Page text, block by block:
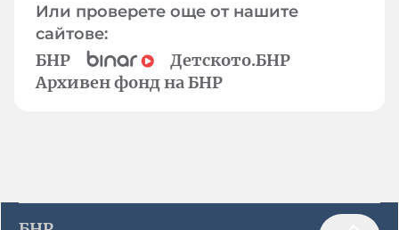
Или проверете още от нашите
сайтове:
БНР
Детското.БНР
Архивен фонд на БНР